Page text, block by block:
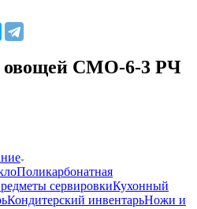
СМО-6-3 РЧ
Поликарбонатная
сервировкиКухонный
Кондитерский инвентарьНожи и